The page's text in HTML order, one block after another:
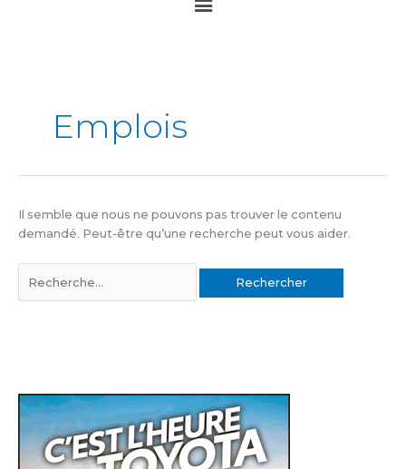
Emplois
Il semble que nous ne pouvons pas trouver le contenu
demandé. Peut-être qu’une recherche peut vous aider.